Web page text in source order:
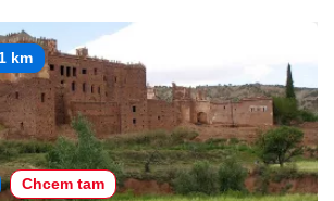
km
Chcem tam